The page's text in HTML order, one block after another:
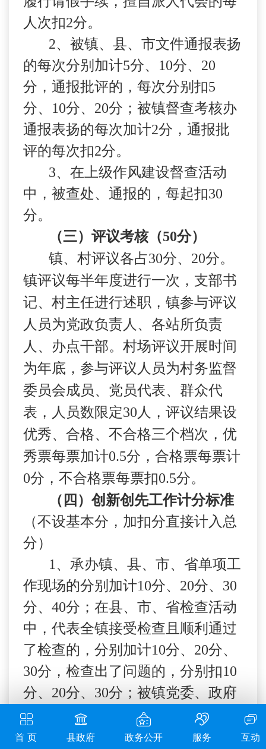
首 页 县政府 政务公开 服务 互动
人次扣2分。
2、被镇、县、市文件通报表扬
的每次分别加计5分、 10分、 20
分，通报批评的，每次分别扣5
分、 10分、 20分；被镇督查考核办
通报表扬的每次加计2分，通报批
评的每次扣2分。
3、在上级作风建设督查活动
中，被查处、通报的，每起扣30
分。
（三）评议考核（50分）
镇、村评议各占30分、 20分。
镇评议每半年度进行一次，支部书
记、村主任进行述职，镇参与评议
人员为党政负责人、各站所负责
人、办点干部。村场评议开展时间
为年底，参与评议人员为村务监督
委员会成员、党员代表、群众代
表，人员数限定30 人，评议结果设
优秀、合格、不合格三个档次，优
秀票每票加计0.5分，合格票每票计
0分，不合格票每票扣0.5分。
（四）创新创先工作计分标准
（不设基本分，加扣分直接计入总
分）
1 、承办镇、县、市、省单项工
作现场的分别加计10分、 20分、 30
分、 40分；在县、市、省检查活动
中，代表全镇接受检查且顺利通过
了检查的，分别加计10分、 20分、
30分，检查出了问题的，分别扣10
分、 20分、 30分；被镇党委、政府
正式文件通报表扬的，一次加计
分。